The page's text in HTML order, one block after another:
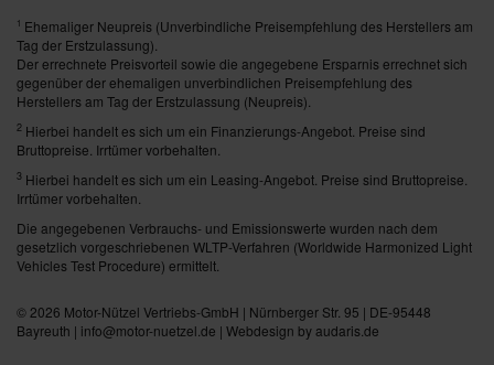
1 Ehemaliger Neupreis (Unverbindliche Preisempfehlung des Herstellers am
Tag der Erstzulassung).
Der errechnete Preisvorteil sowie die angegebene Ersparnis errechnet sich
gegenüber der ehemaligen unverbindlichen Preisempfehlung des
Herstellers am Tag der Erstzulassung (Neupreis).
2 Hierbei handelt es sich um ein Finanzierungs-Angebot. Preise sind
Bruttopreise. Irrtümer vorbehalten.
3 Hierbei handelt es sich um ein Leasing-Angebot. Preise sind Bruttopreise.
Irrtümer vorbehalten.
Die angegebenen Verbrauchs- und Emissionswerte wurden nach dem
gesetzlich vorgeschriebenen WLTP-Verfahren (Worldwide Harmonized Light
Vehicles Test Procedure) ermittelt.
© 2026 Motor-Nützel Vertriebs-GmbH | Nürnberger Str. 95 | DE-95448
Bayreuth | info@motor-nuetzel.de | Webdesign by audaris.de